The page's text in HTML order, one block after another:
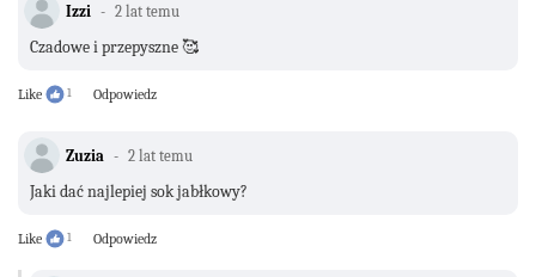
Izzi 2 lat temu
Czadowe i przepyszne 🥰
Like 1 Odpowiedz
Zuzia 2 lat temu
Jaki dać najlepiej sok jabłkowy?
Like 1 Odpowiedz